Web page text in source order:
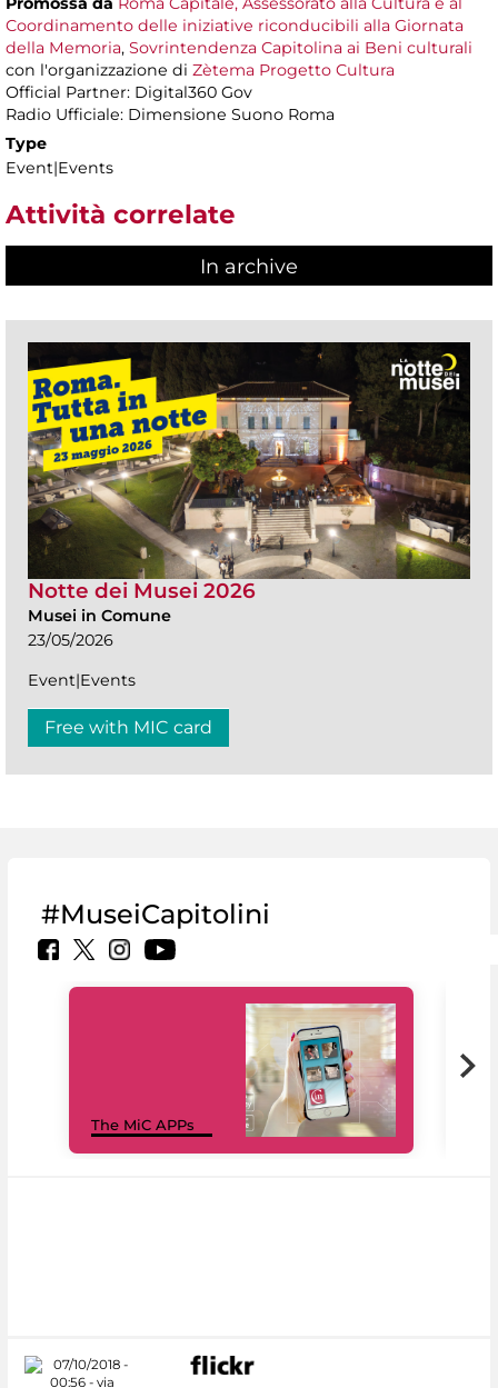
Coordinamento delle iniziative riconducibili alla Giornata
della Memoria, Sovrintendenza Capitolina ai Beni culturali
con l'organizzazione di Zètema Progetto Cultura
Official Partner: Digital360 Gov
Radio Ufficiale: Dimensione Suono Roma
Type
Event|Events
Attività correlate
In archive
Notte dei Musei 2026
Musei in Comune
23/05/2026
Event|Events
Free with MIC card
#MuseiCapitolini
The MiC APPs